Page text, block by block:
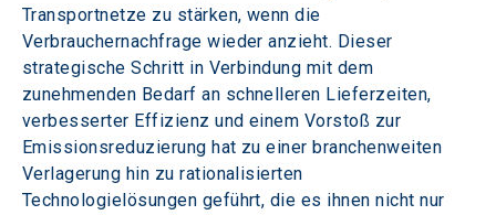
Transportnetze zu stärken, wenn die
Verbrauchernachfrage wieder anzieht. Dieser
strategische Schritt in Verbindung mit dem
zunehmenden Bedarf an schnelleren Lieferzeiten,
verbesserter Effizienz und einem Vorstoß zur
Emissionsreduzierung hat zu einer branchenweiten
Verlagerung hin zu rationalisierten
Technologielösungen geführt, die es ihnen nicht nur